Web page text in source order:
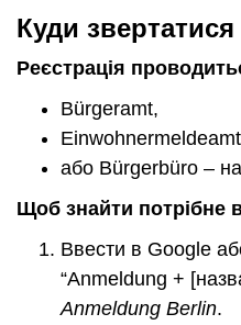
Куди звертатися
Реєстрація
Bürgeramt,
або Bürgerbüro –
Щоб знайти потрібне
Ввести в Google
“Anmeldung +
Anmeldung Berlin.